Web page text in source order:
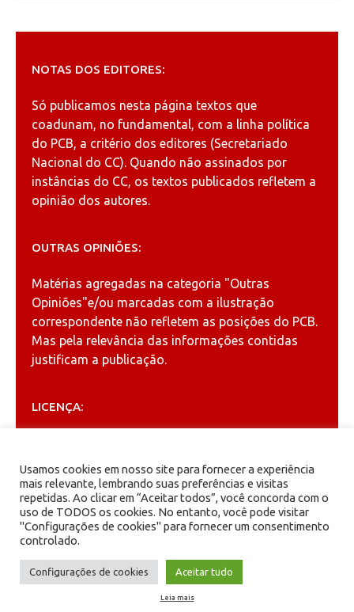
NOTAS DOS EDITORES:
Só publicamos nesta página textos que
coadunam, no fundamental, com a linha política
do PCB, a critério dos editores (Secretariado
Nacional do CC). Quando não assinados por
instâncias do CC, os textos publicados refletem a
opinião dos autores.
OUTRAS OPINIÕES:
Matérias agregadas na categoria "Outras
Opiniões"e/ou marcadas com a ilustração
correspondente não refletem as posições do PCB.
Mas pela relevância das informações contidas
justificam a publicação.
LICENÇA:
Creative Commons
ARQUIVOS
Arquivos
PCB - Partido Comunista Brasileiro.
Usamos cookies em nosso site para fornecer a experiência
mais relevante, lembrando suas preferências e visitas
repetidas. Ao clicar em “Aceitar todos”, você concorda com o
uso de TODOS os cookies. No entanto, você pode visitar
"Configurações de cookies" para fornecer um consentimento
controlado.
Configurações de cookies Aceitar tudo
Leia mais